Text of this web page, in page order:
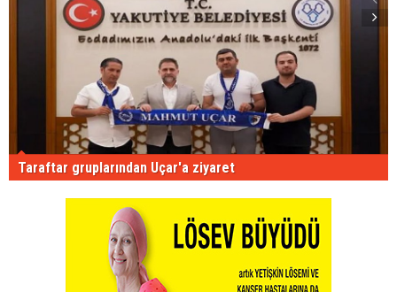
Taraftar gruplarından Uçar'a ziyaret